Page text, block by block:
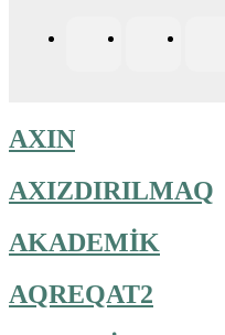
AXIN
AXIZDIRILMAQ
AKADEMİK
AQREQAT2